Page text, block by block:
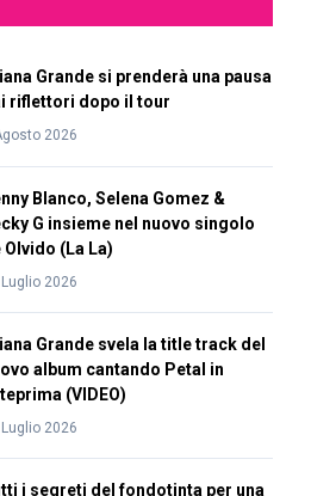
Grande si prenderà una pausa
riflettori dopo il tour
2026
Blanco, Selena Gomez &
G insieme nel nuovo singolo
Olvido (La La)
2026
Grande svela la title track del
album cantando Petal in
(VIDEO)
2026
i segreti del fondotinta per una